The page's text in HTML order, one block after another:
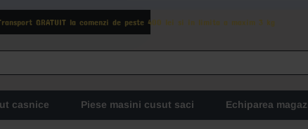
GRATUIT la comenzi de peste 400 lei si in limita a maxim 3 kg
casnice Piese masini cusut saci Echiparea